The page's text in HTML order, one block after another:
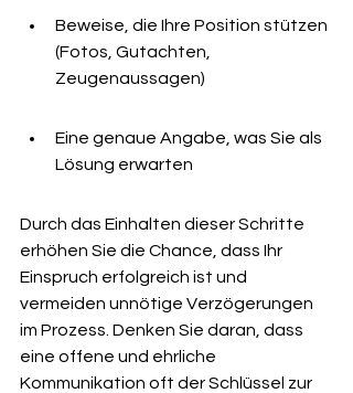
Beweise, die Ihre Position stützen
(Fotos, Gutachten,
Zeugenaussagen)
Eine genaue Angabe, was Sie als
Lösung erwarten
Durch das Einhalten dieser Schritte
erhöhen Sie die Chance, dass Ihr
Einspruch erfolgreich ist und
vermeiden unnötige Verzögerungen
im Prozess. Denken Sie daran, dass
eine offene und ehrliche
Kommunikation oft der Schlüssel zur